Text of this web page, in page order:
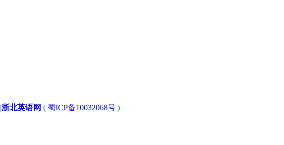
|浙北英语网 ( 蜀ICP备10032068号 )